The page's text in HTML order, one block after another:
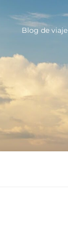
Blog de viaje